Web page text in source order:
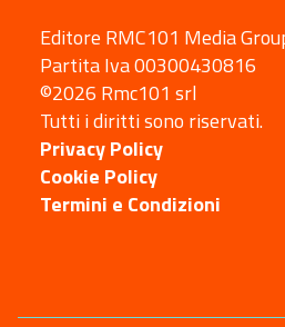
Editore RMC101 Media
Partita Iva 00300430816
©2026 Rmc101 srl
Tutti i diritti sono riservati.
Privacy Policy
Cookie Policy
Termini e Condizioni